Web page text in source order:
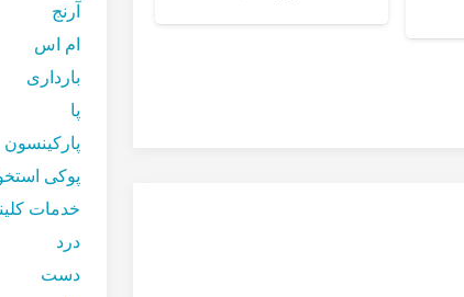
خداحافظی با
تمرین
آرنج
ام اس
بارداری
پا
پارکینسون
پوکی
خدمات
درد
دست